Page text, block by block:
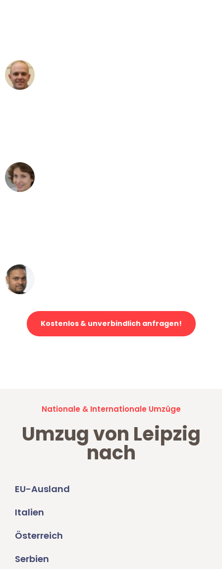
Kostenlos & unverbindlich anfragen!
Nationale & Internationale Umzüge
Umzug von Leipzig
nach
EU-Ausland
Italien
Österreich
Serbien